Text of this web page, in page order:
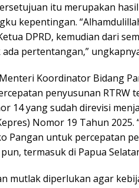
itu merupakan
kepentingan.
DPRD, kemudian dari
pertentangan,”
Koordinator Bidang
penyusunan RTRW
14 yang sudah direvisi
Nomor 19 Tahun
Pangan untuk percepatan
termasuk di Papua
mutlak diperlukan agar